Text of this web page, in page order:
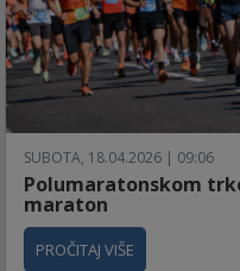
SUBOTA, 18.04.2026 | 09:06
Polumaratonskom
maraton
PROČITAJ VIŠE